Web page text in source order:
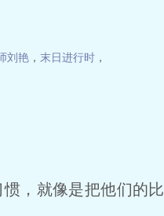
刘艳 ， 末日进行时 ，
，就像是把他们的比